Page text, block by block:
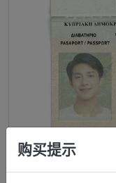
购买提示